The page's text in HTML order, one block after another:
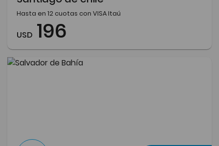
Hasta en 12 cuotas con VISA Itaú
USD 196